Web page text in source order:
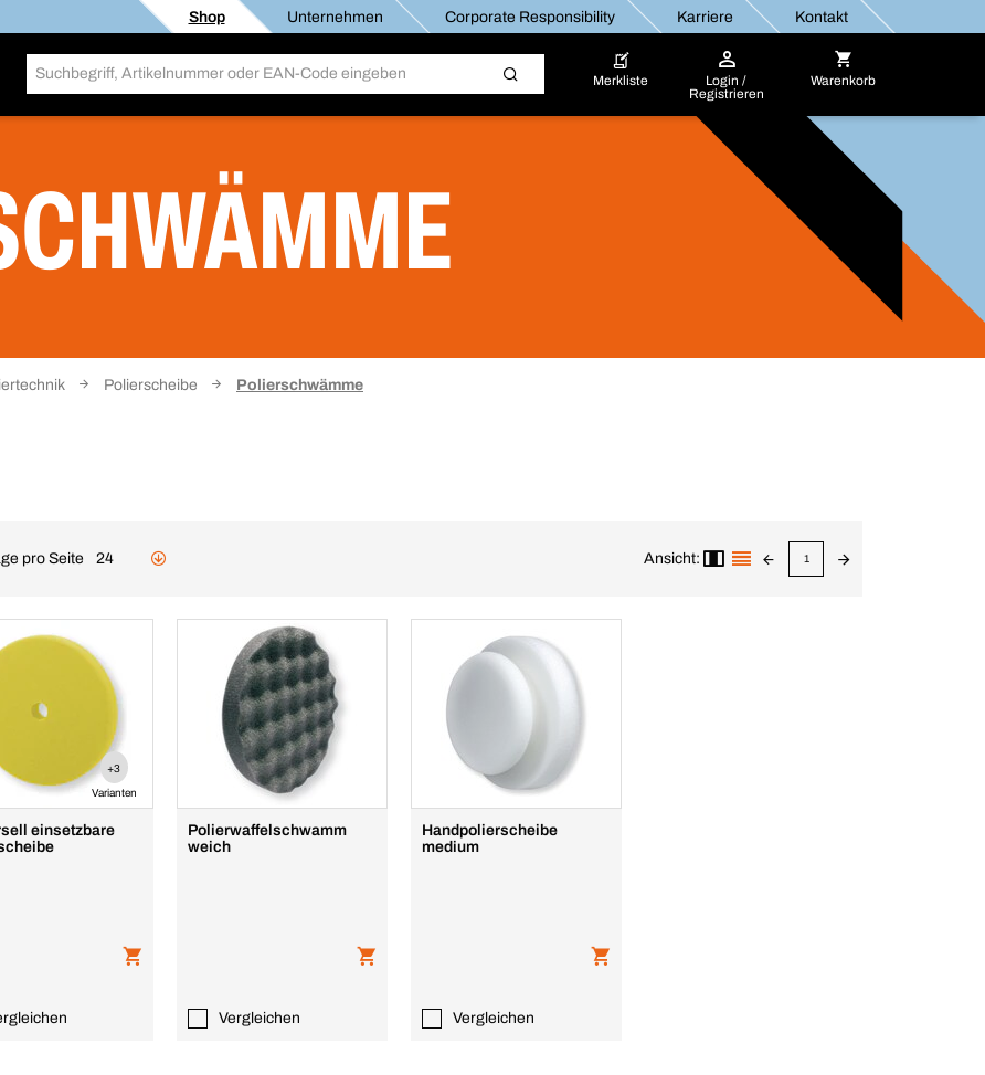
Shop Unternehmen Corporate Responsibility Karriere Kontakt
Merkliste
Login /
Registrieren
Warenkorb
Polierscheibe Polierschwämme
pro Seite 24 Ansicht: 1
+3
Varianten
einsetzbare
Polierwaffelschwamm
weich
Vergleichen
Handpolierscheibe
medium
Vergleichen